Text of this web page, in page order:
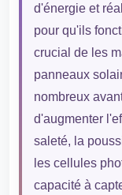
d'énergie et
pour qu'ils
crucial de les
panneaux
nombreux
d'augmenter
saleté, la
les cellules
capacité à